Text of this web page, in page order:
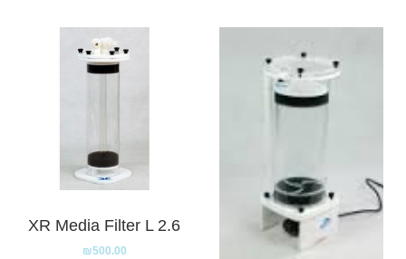
XR Media Filter L 2.6
₪500.00